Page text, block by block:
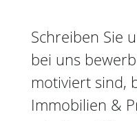
Schreiben Sie
bei uns
motiviert sind,
Immobilien &